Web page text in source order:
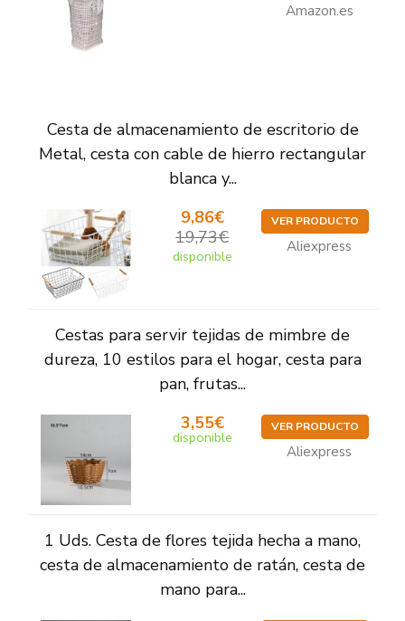
Amazon.es
Cesta de almacenamiento de escritorio de
Metal, cesta con cable de hierro rectangular
blanca y...
9,86€
19,73€
disponible
VER PRODUCTO
Aliexpress
Cestas para servir tejidas de mimbre de
dureza, 10 estilos para el hogar, cesta para
pan, frutas...
3,55€
disponible
VER PRODUCTO
Aliexpress
1 Uds. Cesta de flores tejida hecha a mano,
cesta de almacenamiento de ratán, cesta de
mano para...